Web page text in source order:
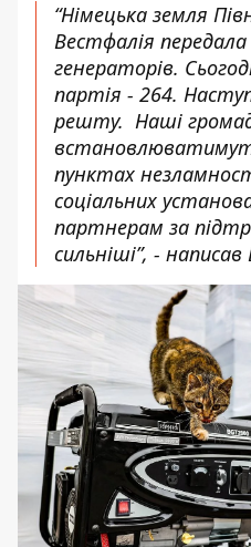
“Німецька земля
Вестфалія
генераторів.
партія - 264.
решту. Наші
пунктах
соціальних
партнерам за
сильніші”, -